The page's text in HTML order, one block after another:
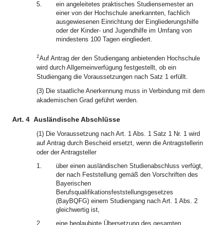
5.
ein angeleitetes praktisches Studiensemester an
einer von der Hochschule anerkannten, fachlich
ausgewiesenen Einrichtung der Eingliederungshilfe
oder der Kinder- und Jugendhilfe im Umfang von
mindestens 100 Tagen eingliedert.
2Auf Antrag der den Studiengang anbietenden Hochschule
wird durch Allgemeinverfügung festgestellt, ob ein
Studiengang die Voraussetzungen nach Satz 1 erfüllt.
(3) Die staatliche Anerkennung muss in Verbindung mit dem
akademischen Grad geführt werden.
Art. 4 Ausländische Abschlüsse
(1) Die Voraussetzung nach Art. 1 Abs. 1 Satz 1 Nr. 1 wird
auf Antrag durch Bescheid ersetzt, wenn die Antragstellerin
oder der Antragsteller
1.
über einen ausländischen Studienabschluss verfügt,
der nach Feststellung gemäß den Vorschriften des
Bayerischen
Berufsqualifikationsfeststellungsgesetzes
(BayBQFG) einem Studiengang nach Art. 1 Abs. 2
gleichwertig ist,
2.
eine beglaubigte Übersetzung des gesamten